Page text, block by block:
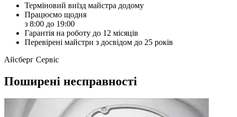
Терміновий виїзд майстра додому
Працюємо щодня
з 8:00 до 19:00
Гарантія на роботу до 12 місяців
Перевірені майстри з досвідом до 25 років
Айсберг Сервіс
Поширені несправності